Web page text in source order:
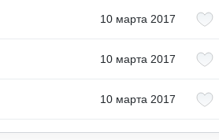
10 марта 2017
10 марта 2017
10 марта 2017